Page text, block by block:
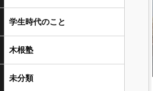
学生時代のこと
木根塾
未分類